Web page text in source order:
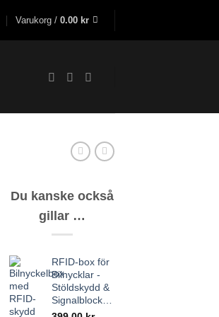
Varukorg / 0.00 kr
Du kanske också
gillar …
RFID-box för
Bilnycklar -
Stöldskydd &
Signalblockering